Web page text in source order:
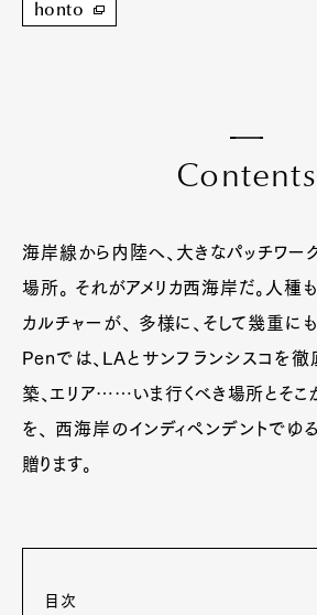
honto
Contents
海岸線から内陸へ、大きなパッチワー
場所。 それがアメリカ西海岸だ。人種
カルチャーが、 多様に、そして幾重に
Penでは、LAとサンフランシスコを
築、エリア……いま行くべき場所とそこ
を、 西海岸のインディペンデントでゆ
贈ります。
目次